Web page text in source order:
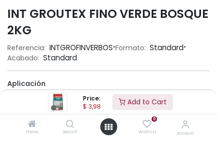
Price:
$ 3,98 Add to Cart
Home Search
0
Wishlist Account
INT GROUTEX FINO VERDE BOSQUE
2KG
Referencia: INTGROFINVERBOS•Formato: Standard•
Acabado: Standard
Aplicación